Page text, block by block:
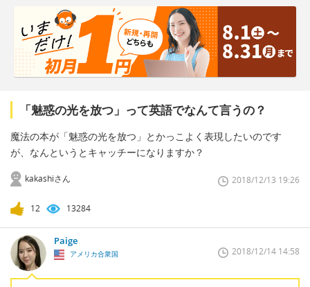
「魅惑の光を放つ」って英語でなんて言うの？
魔法の本が「魅惑の光を放つ」とかっこよく表現したいのです
が、なんというとキャッチーになりますか？
kakashiさん 2018/12/13 19:26
12 13284
Paige
アメリカ合衆国 2018/12/14 14:58